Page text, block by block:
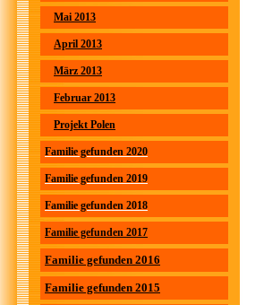
Mai 2013
April 2013
März 2013
Februar 2013
Projekt Polen
Familie gefunden 2020
Familie gefunden 2019
Familie gefunden 2018
Familie gefunden 2017
Familie gefunden 2016
Familie gefunden 2015